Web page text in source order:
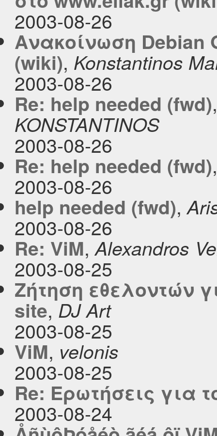
2003-08-26
Ανακοίνωση Debian
(wiki), Konstantinos
2003-08-26
Re: help needed (fwd)
KONSTANTINOS
2003-08-26
Re: help needed (fwd)
2003-08-26
help needed (fwd),
2003-08-26
Re: ViM,Alexandros
2003-08-25
Ζήτηση εθελοντών
site,DJ Art
2003-08-25
ViM, velonis
2003-08-25
Re: Ερωτήσεις για
2003-08-24